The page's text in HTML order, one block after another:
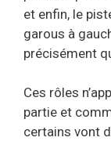
et enfin, le
garous à
précisément
Ces rôles
partie et
certains vont